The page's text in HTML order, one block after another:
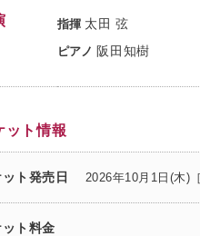
指揮太田 弦
ピアノ 阪田知樹
ット情報
ト発売日 2026年10月1日(木)
ト料金